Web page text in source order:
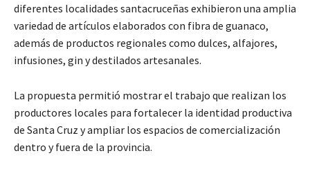
diferentes localidades santacruceñas exhibieron una amplia
variedad de artículos elaborados con fibra de guanaco,
además de productos regionales como dulces, alfajores,
infusiones, gin y destilados artesanales.
La propuesta permitió mostrar el trabajo que realizan los
productores locales para fortalecer la identidad productiva
de Santa Cruz y ampliar los espacios de comercialización
dentro y fuera de la provincia.